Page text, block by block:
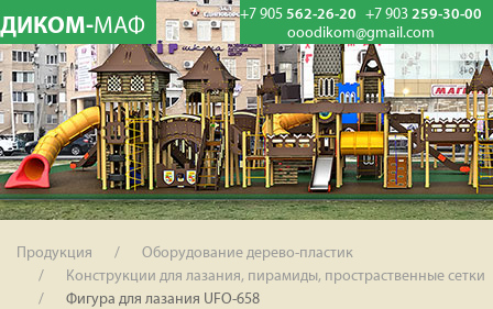
ДИКОМ-МАФ +7 905 562-26-20 +7 903 259-30-00
ooodikom@gmail.com
Продукция
Оборудование дерево-пластик
Конструкции для лазания, пирамиды, простраственные сетки
Фигура для лазания UFO-658